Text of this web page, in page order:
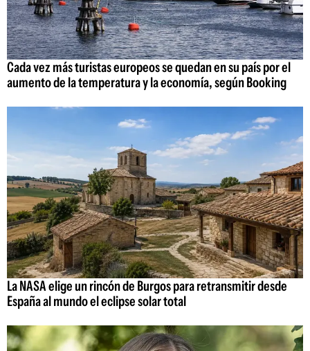
Cada vez más turistas europeos se quedan en su país por el
aumento de la temperatura y la economía, según Booking
La NASA elige un rincón de Burgos para retransmitir desde
España al mundo el eclipse solar total